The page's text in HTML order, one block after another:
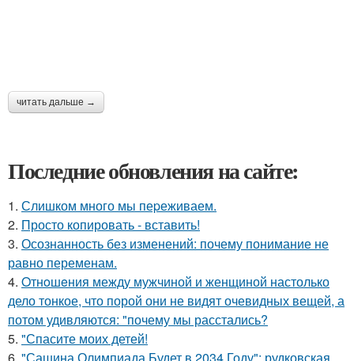
читать дальше →
Последние обновления на сайте:
1. Слишком много мы пеpеживаем.
2. Просто копировать - вставить!
3. Осознанность без изменений: почему понимание не
равно переменам.
4. Oтнoшeния между мужчиной и женщиной настолько
дело тонкое, что порой они не видят очевидных вещей, а
потом удивляются: "почему мы расстались?
5. "Спасите моих детей!